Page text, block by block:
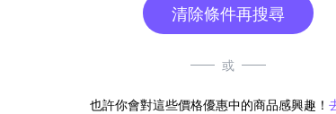
清除條件再搜尋
或
也許你會對這些價格優惠中的商品感興趣！